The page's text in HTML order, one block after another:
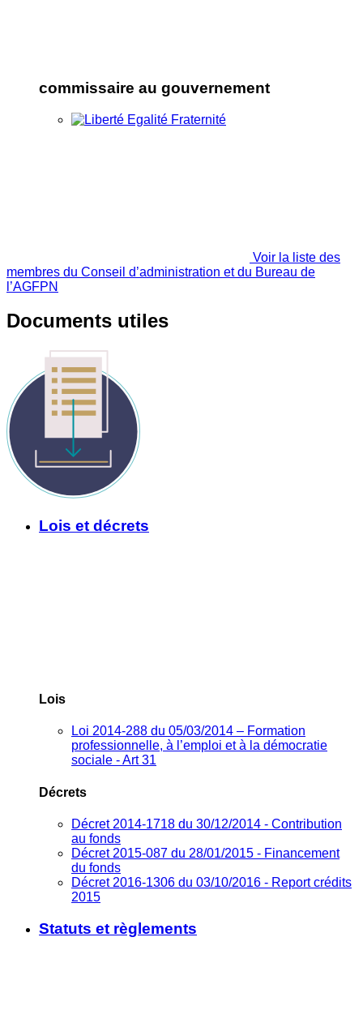
commissaire au gouvernement
Voir la liste des
membres du Conseil d’administration et du Bureau de
l’AGFPN
Documents utiles
Lois et décrets
Lois
Loi 2014-288 du 05/03/2014 – Formation
professionnelle, à l’emploi et à la démocratie
sociale - Art 31
Décrets
Décret 2014-1718 du 30/12/2014 - Contribution
au fonds
Décret 2015-087 du 28/01/2015 - Financement
du fonds
Décret 2016-1306 du 03/10/2016 - Report crédits
2015
Statuts et règlements